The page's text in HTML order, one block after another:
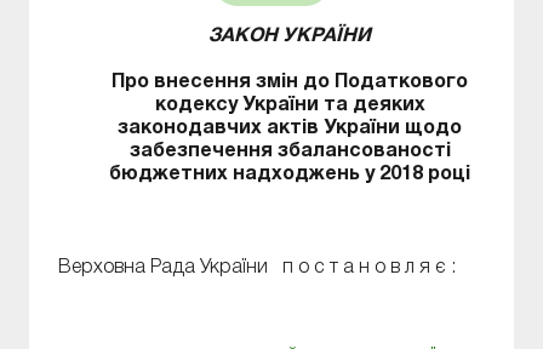
ЗАКОН УКРАЇНИ
Про внесення змін до Податкового
кодексу України та деяких
законодавчих актів України щодо
забезпечення збалансованості
бюджетних надходжень у 2018 році
Верховна Рада України п о с т а н о в л я є :